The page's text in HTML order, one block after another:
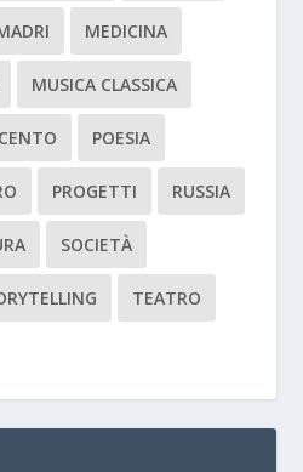
MEDICINA
MUSICA CLASSICA
POESIA
PROGETTI RUSSIA
SOCIETÀ
TEATRO